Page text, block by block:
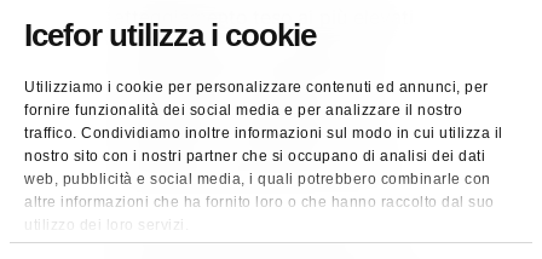
Icefor utilizza i cookie
Utilizziamo i cookie per personalizzare contenuti ed annunci, per
fornire funzionalità dei social media e per analizzare il nostro
traffico. Condividiamo inoltre informazioni sul modo in cui utilizza il
nostro sito con i nostri partner che si occupano di analisi dei dati
web, pubblicità e social media, i quali potrebbero combinarle con
altre informazioni che ha fornito loro o che hanno raccolto dal suo
utilizzo dei loro servizi.
standard etici e di integrità
professionale. Pertanto i nostri
dipendenti e collaboratori si
impegnano a svolgere la propria
attività in modo leale e senza
danneggiare quella dei concorrenti.
coltivando quotidianamente il